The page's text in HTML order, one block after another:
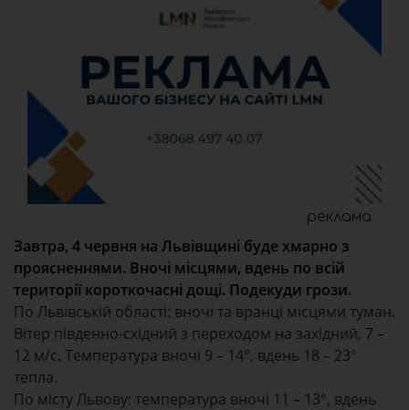
реклама
Завтра, 4 червня на Львівщині буде хмарно з
проясненнями. Вночі місцями, вдень по всій
території короткочасні дощі. Подекуди грози.
По Львівській області: вночі та вранці місцями туман.
Вітер південно-східний з переходом на західний, 7 –
12 м/с. Температура вночі 9 – 14°, вдень 18 – 23°
тепла.
По місту Львову: температура вночі 11 – 13°, вдень